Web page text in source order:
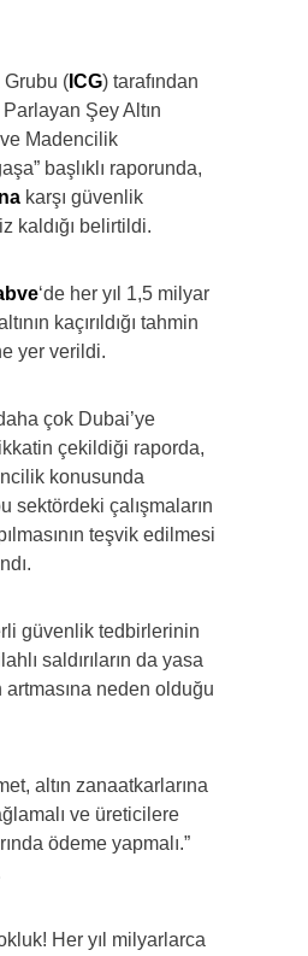
Grubu ( ICG) tarafından
Şey Altın
Madencilik
başlıklı raporunda,
karşı güvenlik
kaldığı belirtildi.
‘de her yıl 1,5 milyar
kaçırıldığı tahmin
yer verildi.
çok Dubai’ye
çekildiği raporda,
konusunda
sektördeki çalışmaların
teşvik edilmesi
güvenlik tedbirlerinin
saldırıların da yasa
artmasına neden olduğu
altın zanaatkarlarına
ve üreticilere
ödeme yapmalı.”